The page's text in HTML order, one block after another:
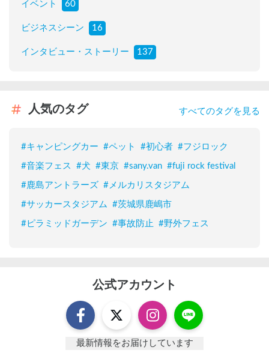
イベント 60
ビジネスシーン 16
インタビュー・ストーリー 137
人気のタグ すべてのタグを見る
#キャンピングカー #ペット #初心者 #フジロック
#音楽フェス #犬 #東京 #sany.van #fuji rock festival
#鹿島アントラーズ # メルカリスタジアム
#サッカースタジアム #茨城県鹿嶋市
# ピラミッドガーデン #事故防止 #野外フェス
公式アカウント
最新情報をお届けしています